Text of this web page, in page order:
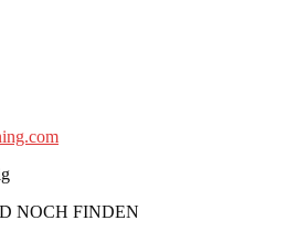
NOCH FINDEN